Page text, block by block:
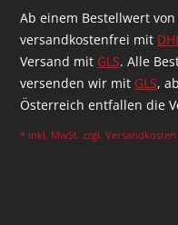
Ab einem Bestellwert
versandkostenfrei mit
Versand mit GLS. Alle
versenden wir mit GLS,
Österreich entfallen die
* inkl. MwSt. zzgl. Versandkosten